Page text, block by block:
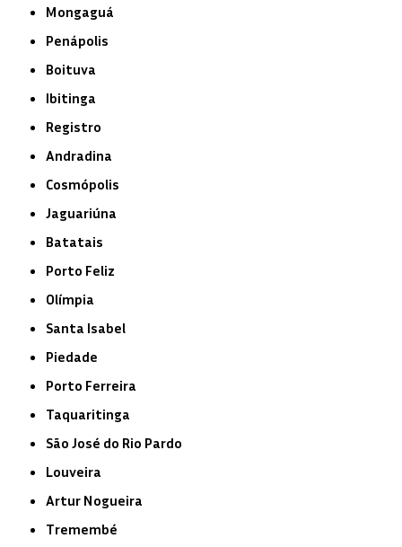
Mongaguá
Penápolis
Boituva
Ibitinga
Registro
Andradina
Cosmópolis
Jaguariúna
Batatais
Porto Feliz
Olímpia
Santa Isabel
Piedade
Porto Ferreira
Taquaritinga
São José do Rio Pardo
Louveira
Artur Nogueira
Tremembé